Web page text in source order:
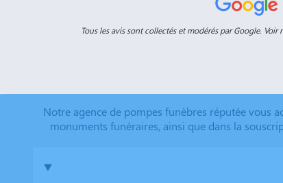
prospérité et succès et la recommandons
connaissances. Dans ces moments de deuil,
Tous les avis sont collectés et modérés par Google. Voir
Notre agence de pompes funèbres réputée vous
monuments funéraires, ainsi que dans la